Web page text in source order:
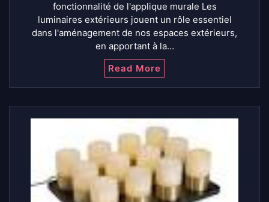
fonctionnalité de l'applique murale Les
luminaires extérieurs jouent un rôle essentiel
dans l'aménagement de nos espaces extérieurs,
en apportant à la…
Read More